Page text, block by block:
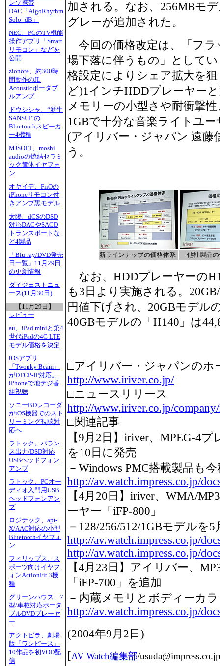
レゾ携帯
DAC「AlgoRhythm
Solo -dB」
NEC、PCのTV機能
操作アプリ「Smart
リモコン」などを
公開
zionote、約300時
間動作のJL
Acousticポータブ
ルアンプ
ドウシシャ、“新生
SANSUI”の
Bluetoothスピーカ
ー4機種
MJSOFT、moshi
audioの焼結セラミ
ック筐体イヤフォ
ン
オヤイデ、FiiOの
iPhoneリモコン付
きアンプ黒モデル
太陽、dCSのDSD
対応DACやSACD
トランスポートな
ど4製品
「Blu-ray/DVD発売
日一覧」11月29日
の更新情報
ダイジェストニュ
ース(11月30日)
【11月29日】
レビュー
au、iPad miniと第4
世代iPadの4G LTE
モデル価格を決定
iOSアプリ
「Twonky Beam」
がDTCP-IP対応。
iPhoneで地デジ番
組視聴
ソニーBDレコーダ
がiOS機器でのスト
リーミング視聴対
応へ
ラトック、バラン
ス出力/DSD対応
USBヘッドフォン
アンプ
ラトック、PCオー
ディオ入門用USB
ヘッドフォンアン
プ
ロジテック、apt-
X/AAC対応の小型
Bluetoothイヤフォ
ン
フィリップス、ス
ポーツ向けイヤフ
ォンActionFit 3機
種
グリーンハウス、7
型/車載対応ポータ
ブルDVDプレーヤ
ー
アクトビラ、劇場
版「ワンピース」
10作品を初VOD配
信
加される。なお、256MBモ
グレーが追加された。
今回の価格改定は、「フラ
場下落に伴うもの」として
格設定によりシェア拡大を
ど)1インチHDDプレーヤー
メモリーの小型さや耐衝撃
1GBで十分な音楽ライトユ
(アイリバー・ジャパン 遠藤
う。
新ラインナップの価格体系 他社製品
なお、HDDプレーヤーの
も3日より実施される。
円値下げされ、20GBモデル
40GBモデルの「H140」は
□アイリバー・ジャパンのホ
http://www.iriver.co.jp/
□ニュースリリース
http://www.iriver.co.jp/
□関連記事
【9月2日】iriver、MPEG-4
を10日に発売
－Windows PMC搭載製品も
http://av.watch.impress.co.jp/
【4月20日】iriver、WMA/
ーヤー「iFP-800」
－128/256/512/1GBモデルを
http://av.watch.impress.co.jp/
http://av.watch.impress.co.jp/
【4月23日】アイリバー、
「iFP-700」を追加
－内蔵メモリとボディーカ
http://av.watch.impress.co.jp/
(2004年9月2日 )
[AV Watch編集部/usuda@impress.co.jp